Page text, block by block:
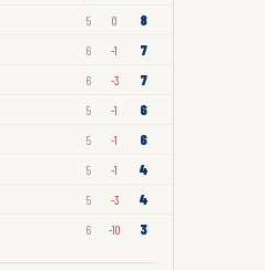
5 0 8
6 -1 7
6 -3 7
5 -1 6
5 -1 6
5 -1 4
5 -3 4
6 -10 3